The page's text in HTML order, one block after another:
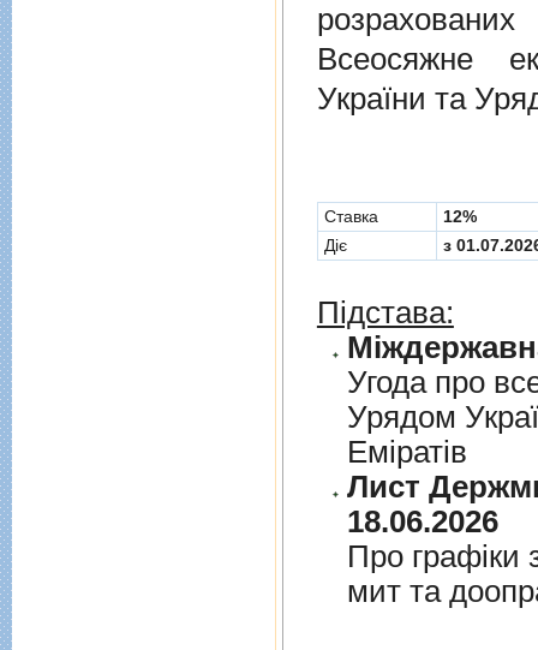
Всеосяжне
України та
Cтавка
12%
Діє
з
Підстава:
Угода про
Урядом
Емiратiв
Лист
18.06.2026
Про графiки
мит та